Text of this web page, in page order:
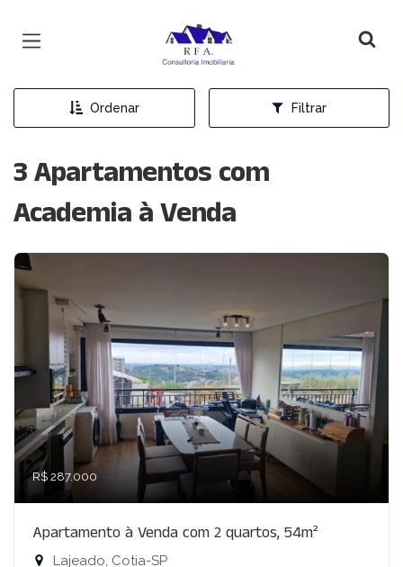
Página inicial
Ordenar Filtrar
3 Apartamentos com
Academia à Venda
R$ 287.000
Apartamento à Venda com 2 quartos, 54m²
Lajeado, Cotia-SP